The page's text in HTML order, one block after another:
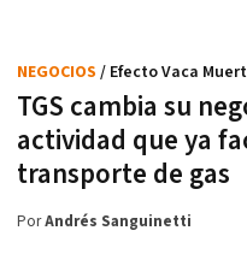
TGS cambia su
actividad que ya
transporte de gas
NEGOCIOS / Efecto Vaca
PorAndrés Sanguinetti